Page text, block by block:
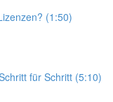
(1:50)
für Schritt (5:10)